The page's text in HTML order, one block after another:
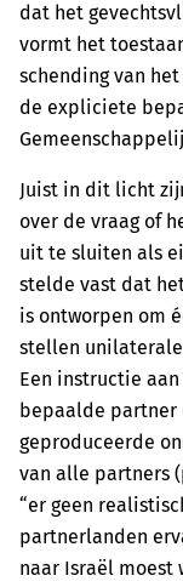
dat het
vormt het
schending van
de expliciete
Juist in dit licht
over de vraag of
uit te sluiten als
stelde vast dat
is ontworpen om
stellen unilaterale
Een instructie aan
bepaalde partner
geproduceerde
van alle partners
“er geen
partnerlanden
naar Israël moest